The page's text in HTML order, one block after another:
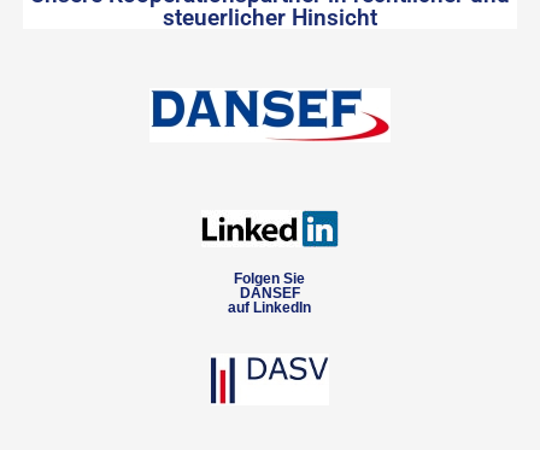
steuerlicher Hinsicht
Folgen Sie
DANSEF
auf LinkedIn